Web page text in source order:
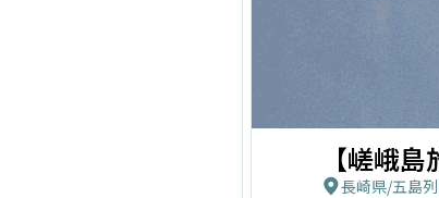
【嵯峨
長崎県/五島